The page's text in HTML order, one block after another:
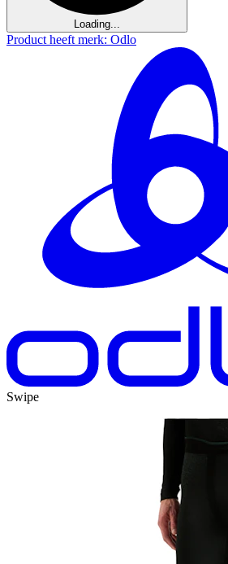
Loading...
Product heeft merk: Odlo
Swipe